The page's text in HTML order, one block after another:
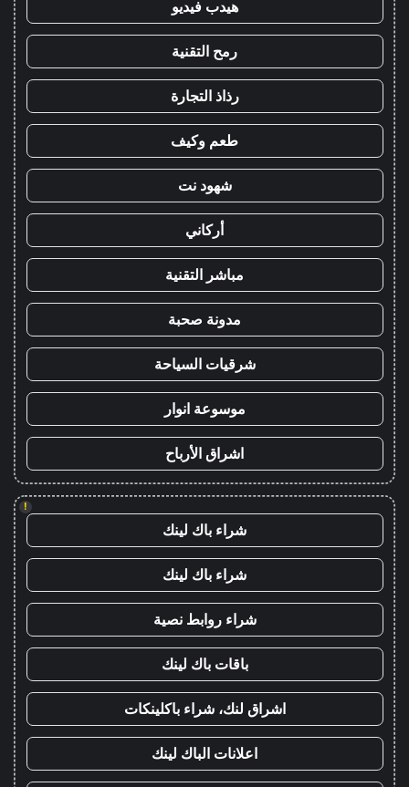
هيدب فيديو
رمح التقنية
رذاذ التجارة
طعم وكيف
شهود نت
أركاني
مباشر التقنية
مدونة صحبة
شرقيات السياحة
موسوعة انوار
اشراق الأرباح
!
شراء باك لينك
شراء باك لينك
شراء روابط نصية
باقات باك لينك
اشراق لنك، شراء باكلينكات
اعلانات الباك لينك